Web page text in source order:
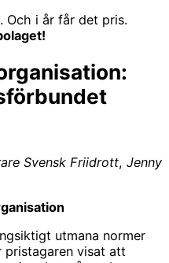
Och i år får det pris.
Svensk Friidrott, Jenny
utmana normer
visat att